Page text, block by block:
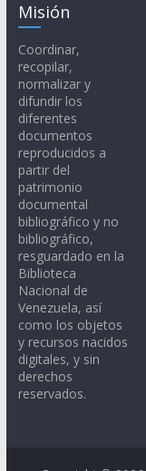
Misión
Coordinar,
recopilar,
normalizar y
difundir los
diferentes
documentos
reproducidos a
partir del
patrimonio
documental
bibliográfico y no
bibliográfico,
resguardado en la
Biblioteca
Nacional de
Venezuela, así
como los objetos
y recursos nacidos
digitales, y sin
derechos
reservados.